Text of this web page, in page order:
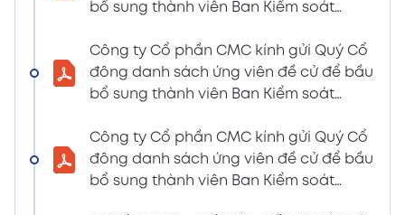
LIỆU HỌP ĐHĐCĐ THƯỜNG NIÊN NĂM 2024
ứng cử TV – BKS)
02/04/2024
6:07 PM
LIỆU HỌP ĐHĐCĐ THƯỜNG NIÊN NĂM 2024
(The Biểu quyết)
Xem PDF
02/04/2024
bổ sung thành viên Ban Kiểm soát
Huyền)
Công ty Cổ phần CMC kính gửi Quý Cổ
đông danh sách ứng viên đề cử để bầu
bổ sung thành viên Ban Kiểm soát
Huyền)
Công ty Cổ phần CMC kính gửi Quý Cổ
đông danh sách ứng viên đề cử để bầu
bổ sung thành viên Ban Kiểm soát